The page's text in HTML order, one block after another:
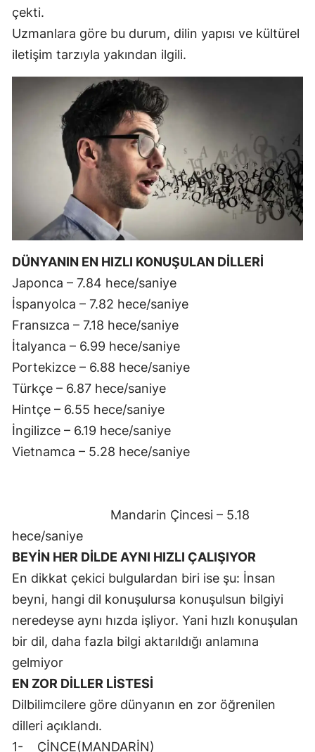
Mersin
Kastamonu
Kayseri
Kırklareli
Kocaeli
Nevşehir
Niğde
Ordu
Rize
Sakarya
Siirt
çekti.
Uzmanlara göre bu durum, dilin yapısı ve kültürel
iletişim tarzıyla yakından ilgili.
DÜNYANIN EN HIZLI KONUŞULAN DİLLERİ
Japonca – 7.84 hece/saniye
İspanyolca – 7.82 hece/saniye
Fransızca – 7.18 hece/saniye
İtalyanca – 6.99 hece/saniye
Portekizce – 6.88 hece/saniye
Türkçe – 6.87 hece/saniye
Hintçe – 6.55 hece/saniye
İngilizce – 6.19 hece/saniye
Vietnamca – 5.28 hece/saniye
Mandarin Çincesi – 5.18
hece/saniye
BEYİN HER DİLDE AYNI HIZLI ÇALIŞIYOR
En dikkat çekici bulgulardan biri ise şu: İnsan
beyni, hangi dil konuşulursa konuşulsun bilgiyi
neredeyse aynı hızda işliyor. Yani hızlı konuşulan
bir dil, daha fazla bilgi aktarıldığı anlamına
gelmiyor
EN ZOR DİLLER LİSTESİ
Dilbilimcilere göre dünyanın en zor öğrenilen
dilleri açıklandı.
1- ÇİNCE(MANDARİN)